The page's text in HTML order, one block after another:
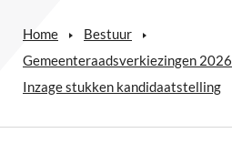
Home
Bestuur
Gemeenteraadsverkiezingen 2026
Inzage stukken kandidaatstelling